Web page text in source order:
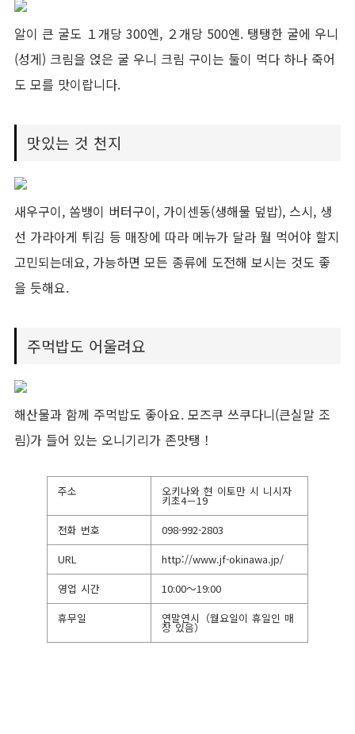
알이 큰 굴도 １개당 300엔, ２개당 500엔. 탱탱한 굴에 우니
(성게) 크림을 얹은 굴 우니 크림 구이는 둘이 먹다 하나 죽어
도 모를 맛이랍니다.
맛있는 것 천지
새우구이, 쏨뱅이 버터구이, 가이센동(생해물 덮밥), 스시, 생
선 가라아게 튀김 등 매장에 따라 메뉴가 달라 뭘 먹어야 할지
고민되는데요, 가능하면 모든 종류에 도전해 보시는 것도 좋
을 듯해요.
주먹밥도 어울려요
해산물과 함께 주먹밥도 좋아요. 모즈쿠 쓰쿠다니(큰실말 조
림)가 들어 있는 오니기리가 존맛탱！
주소 오키나와 현 이토만 시 니시자
키초4－19
전화 번호
098-992-2803
URL
http://www.jf-okinawa.jp/
영업 시간
10:00〜19:00
휴무일
연말연시（월요일이 휴일인 매
장 있음）